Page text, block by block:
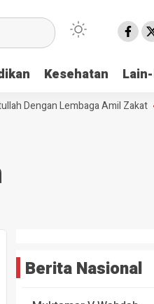
Kesehatan
Dengan Lembaga Amil Zakat
Berita Nasional